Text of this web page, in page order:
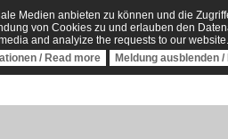
Medien anbieten zu können und die
von Cookies zu und erlauben den
and analyize the requests to our
/ Read more
Meldung ausblenden